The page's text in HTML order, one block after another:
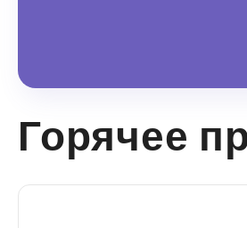
Горячее